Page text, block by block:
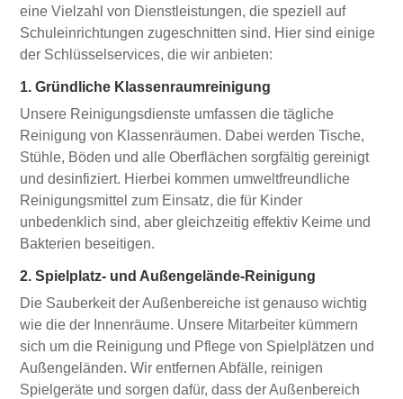
eine Vielzahl von Dienstleistungen, die speziell auf
Schuleinrichtungen zugeschnitten sind. Hier sind einige
der Schlüsselservices, die wir anbieten:
1. Gründliche Klassenraumreinigung
Unsere Reinigungsdienste umfassen die tägliche
Reinigung von Klassenräumen. Dabei werden Tische,
Stühle, Böden und alle Oberflächen sorgfältig gereinigt
und desinfiziert. Hierbei kommen umweltfreundliche
Reinigungsmittel zum Einsatz, die für Kinder
unbedenklich sind, aber gleichzeitig effektiv Keime und
Bakterien beseitigen.
2. Spielplatz- und Außengelände-Reinigung
Die Sauberkeit der Außenbereiche ist genauso wichtig
wie die der Innenräume. Unsere Mitarbeiter kümmern
sich um die Reinigung und Pflege von Spielplätzen und
Außengeländen. Wir entfernen Abfälle, reinigen
Spielgeräte und sorgen dafür, dass der Außenbereich